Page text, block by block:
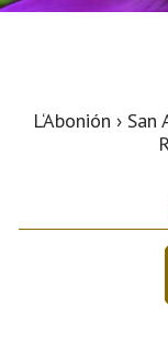
L‘Abonión ›